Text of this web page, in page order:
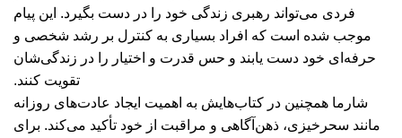
فردی می‌تواند رهبری زندگی خود را در دست بگیرد. این پیام
موجب شده است که افراد بسیاری به کنترل بر رشد شخصی و
حرفه‌ای خود دست یابند و حس قدرت و اختیار را در زندگی‌شان
تقویت کنند.
شارما همچنین در کتاب‌هایش به اهمیت ایجاد عادت‌های روزانه
مانند سحرخیزی، ذهن‌آگاهی و مراقبت از خود تأکید می‌کند. برای